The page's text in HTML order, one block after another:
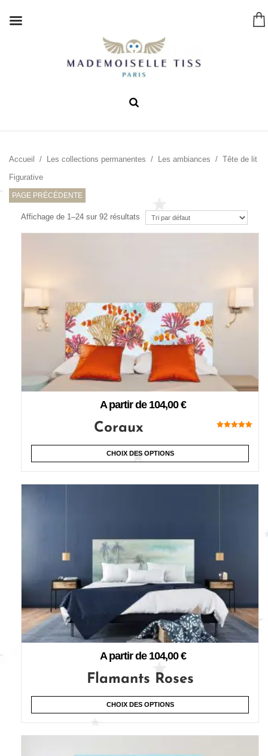
Accueil / Les collections permanentes / Les ambiances / Tête de lit
Figurative
PAGE PRÉCÉDENTE
Affichage de 1–24 sur 92 résultats
A partir de 104,00€
sur 5
Coraux
CHOIX DES OPTIONS
A partir de 104,00€
Flamants Roses
CHOIX DES OPTIONS